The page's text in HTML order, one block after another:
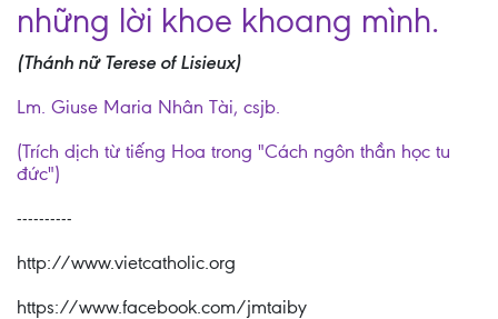
những lời khoe khoang mình.
(Thánh nữ Terese of Lisieux)
Lm. Giuse Maria Nhân Tài, csjb.
(Trích dịch từ tiếng Hoa trong "Cách ngôn thần học tu
đức")
----------
http://www.vietcatholic.org
https://www.facebook.com/jmtaiby